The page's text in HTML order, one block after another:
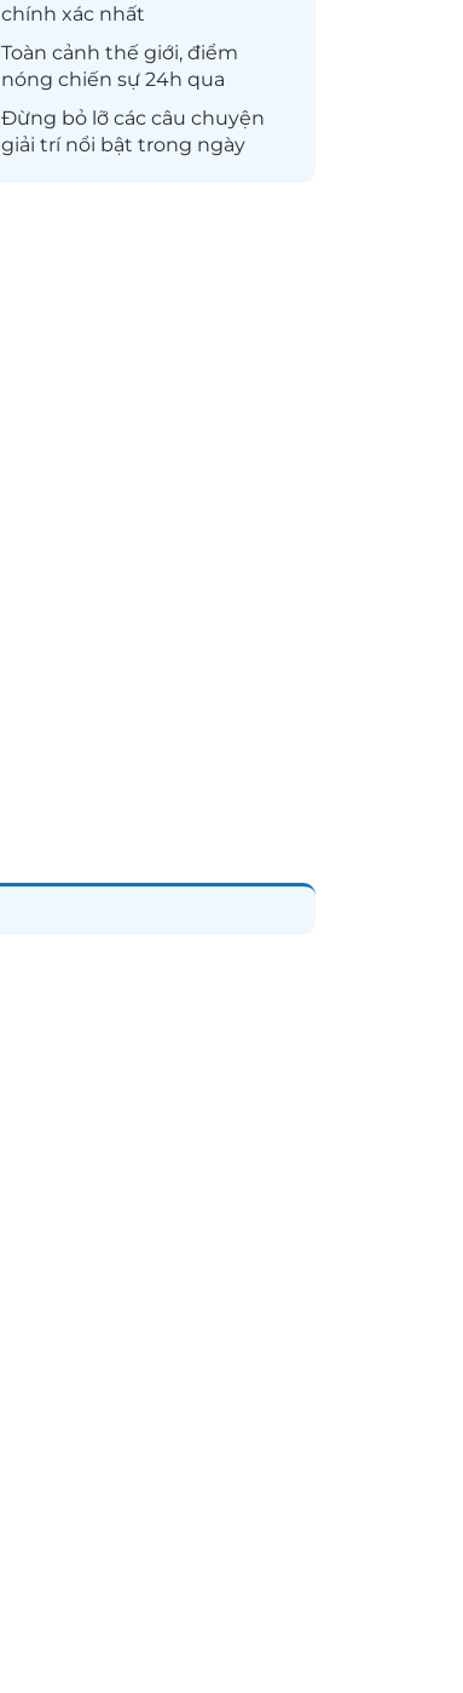
chính xác nhất
Toàn cảnh thế giới, điểm
nóng chiến sự 24h qua
Đừng bỏ lỡ các câu chuyện
giải trínổi bật trong ngày